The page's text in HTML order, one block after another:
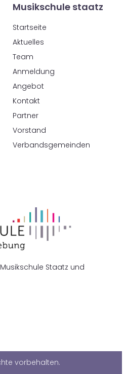
Staatz und
Musikschule staatz
Startseite
Aktuelles
Team
Anmeldung
Angebot
Kontakt
Partner
Vorstand
Verbandsgemeinden
vorbehalten.